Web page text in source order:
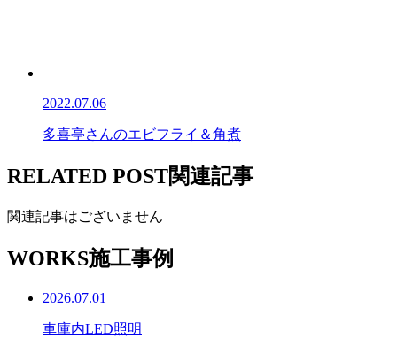
2022.07.06
多喜亭さんのエビフライ＆角煮
RELATED POST関連記事
関連記事はございません
WORKS施工事例
2026.07.01
車庫内LED照明